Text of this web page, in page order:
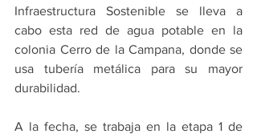
Infraestructura Sostenible se lleva a
cabo esta red de agua potable en la
colonia Cerro de la Campana, donde se
usa tubería metálica para su mayor
durabilidad.
A la fecha, se trabaja en la etapa 1 de